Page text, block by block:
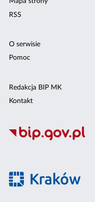
RSS
O serwisie
Pomoc
Redakcja BIP MK
Kontakt